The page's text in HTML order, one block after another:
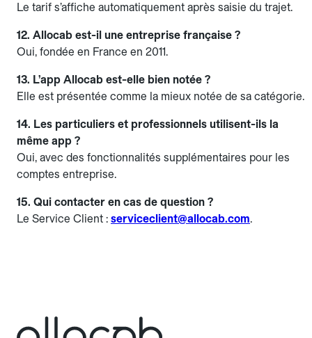
Le tarif s’affiche automatiquement après saisie du trajet.
12. Allocab est-il une entreprise française ?
Oui, fondée en France en 2011.
13. L’app Allocab est-elle bien notée ?
Elle est présentée comme la mieux notée de sa catégorie.
14. Les particuliers et professionnels utilisent-ils la
même app ?
Oui, avec des fonctionnalités supplémentaires pour les
comptes entreprise.
15. Qui contacter en cas de question ?
Le Service Client : serviceclient@allocab.com.